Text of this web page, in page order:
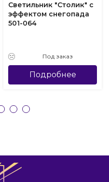
Светильник "Столик" с
эффектом снегопада
501-064
Под заказ
Подробнее